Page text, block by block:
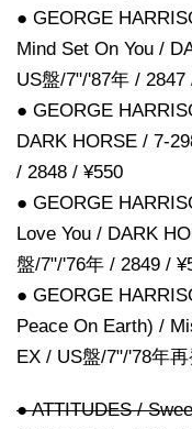
● GEORGE
Mind Set On You /
US盤/7"/'87年 / 2847
● GEORGE
DARK HORSE / 7-
/ 2848 / ¥550
● GEORGE
Love You / DARK
盤/7"/'76年 / 2849 /
● GEORGE
Peace On Earth) /
EX / US盤/7"/'78年
● ATTITUDES /